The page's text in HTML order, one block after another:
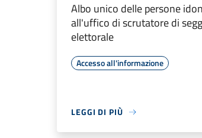
Albo unico delle persone
all'uffico di scrutatore di
elettorale
Accesso all'informazione
LEGGI DI PIÙ